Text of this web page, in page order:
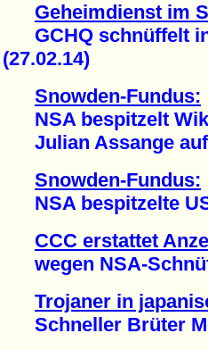
Geheimdienst im
GCHQ schnüffelt
(27.02.14)
Snowden-Fundus:
NSA bespitzelt
Julian Assange auf
Snowden-Fundus:
NSA bespitzelte
CCC erstattet
wegen NSA-
Trojaner in
Schneller Brüter